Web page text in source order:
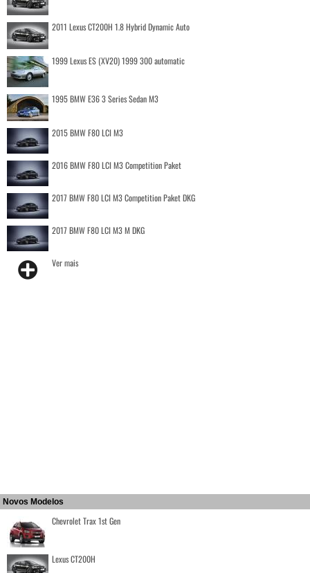
2011 Lexus CT200H 1.8 Hybrid Dynamic Auto
1999 Lexus ES (XV20) 1999 300 automatic
1995 BMW E36 3 Series Sedan M3
2015 BMW F80 LCI M3
2016 BMW F80 LCI M3 Competition Paket
2017 BMW F80 LCI M3 Competition Paket DKG
2017 BMW F80 LCI M3 M DKG
Ver mais
Novos Modelos
Chevrolet Trax 1st Gen
Lexus CT200H